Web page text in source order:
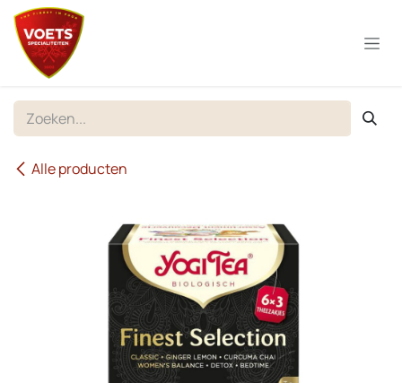
Overslaan naar inhoud
Alle producten